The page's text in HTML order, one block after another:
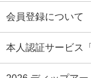
会員登録について
本人認証サービス